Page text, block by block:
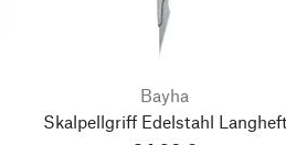
Bayha
Skalpellgriff Edelstahl Langheft